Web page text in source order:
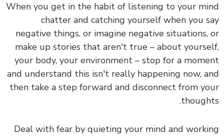
When you get in the habit of listening to your mind
chatter and catching yourself when you say
negative things, or imagine negative situations, or
make up stories that aren't true – about yourself,
your body, your environment – stop for a moment
and understand this isn't really happening now, and
then take a step forward and disconnect from your
thoughts.
Deal with fear by quieting your mind and working